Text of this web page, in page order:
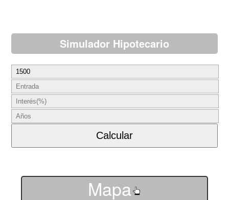
Simulador Hipotecario
Mapa